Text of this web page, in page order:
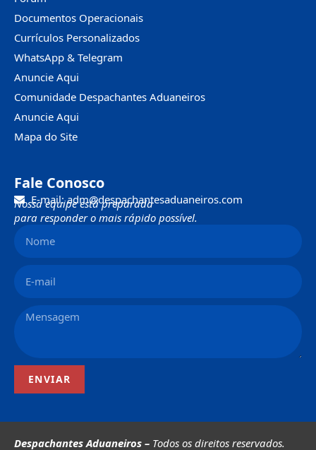
Documentos Operacionais
Currículos Personalizados
WhatsApp & Telegram
Anuncie Aqui
Comunidade Despachantes Aduaneiros
Anuncie Aqui
Mapa do Site
Fale Conosco
E-mail: adm@despachantesaduaneiros.com
Nossa equipe está preparada
para responder o mais rápido possível.
ENVIAR
Despachantes Aduaneiros – Todos os direitos reservados.